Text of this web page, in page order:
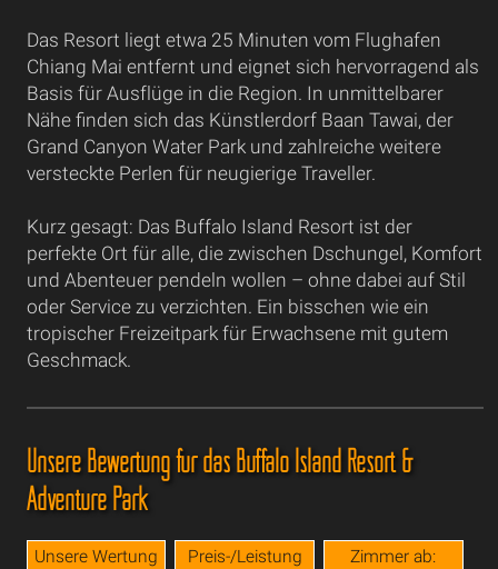
Das Resort liegt etwa 25 Minuten vom Flughafen
Chiang Mai entfernt und eignet sich hervorragend als
Basis für Ausflüge in die Region. In unmittelbarer
Nähe finden sich das Künstlerdorf Baan Tawai, der
Grand Canyon Water Park und zahlreiche weitere
versteckte Perlen für neugierige Traveller.
Kurz gesagt: Das Buffalo Island Resort ist der
perfekte Ort für alle, die zwischen Dschungel, Komfort
und Abenteuer pendeln wollen – ohne dabei auf Stil
oder Service zu verzichten. Ein bisschen wie ein
tropischer Freizeitpark für Erwachsene mit gutem
Geschmack.
Unsere Bewertung für das Buffalo Island Resort &
Adventure Park
Unsere Wertung Preis-/Leistung Zimmer ab: